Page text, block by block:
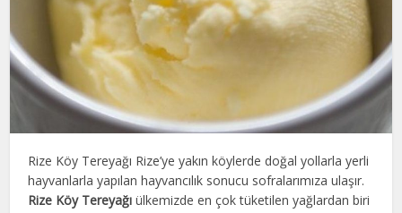
Rize Köy Tereyağı Rize’ye yakın köylerde doğal yollarla yerli
hayvanlarla yapılan hayvancılık sonucu sofralarımıza ulaşır.
Rize Köy Tereyağıülkemizde en çok tüketilen yağlardan biri